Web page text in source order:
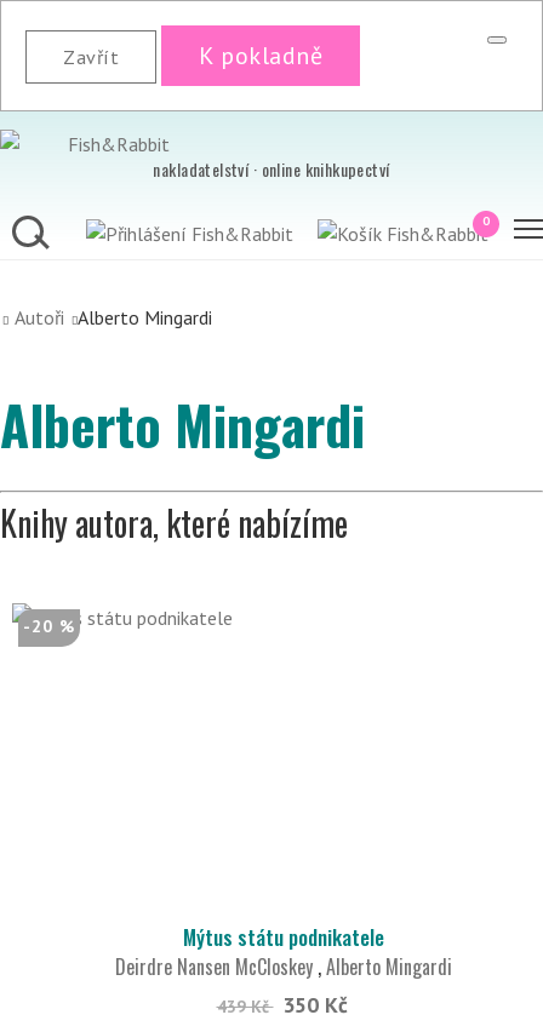
Zavřít K pokladně
nakladatelství · online knihkupectví
0
Autoři Alberto Mingardi
Alberto Mingardi
Knihy autora, které nabízíme
-20 %
Mýtus státu podnikatele
Deirdre Nansen McCloskey ,Alberto Mingardi
439 Kč 350 Kč